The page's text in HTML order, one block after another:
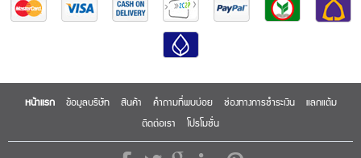
หน้าแรก ข้อมูลบริษัท สินค้า คำถามที่พบบ่อย ช่องทางการชำระเงิน แลกแต้ม
ติดต่อเรา โปรโมชั่น